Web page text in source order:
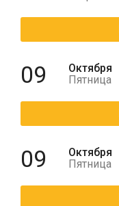
09
Октября
Пятница
09
Октября
Пятница